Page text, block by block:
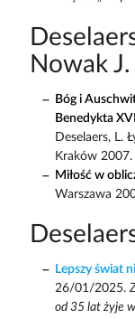
Nowak
Bóg i
Benedykta
Deselaers, L.
Kraków 2007.
Miłość w
Warszawa
Lepszy świat
26/01/2025.
od 35 lat żyje